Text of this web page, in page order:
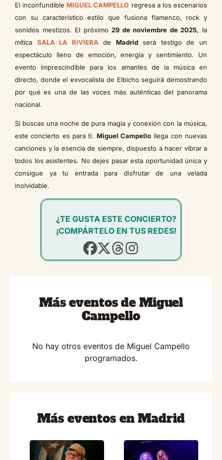
El inconfundibleMIGUEL CAMPELLO regresa a los escenarios
con su característico estilo que fusiona flamenco, rock y
sonidos mestizos. El próximo29 de noviembre de 2025, la
mítica SALA LA RIVIERA de Madridserá testigo de un
espectáculo lleno de emoción, energía y sentimiento. Un
evento imprescindible para los amantes de la música en
directo, donde el exvocalista de Elbicho seguirá demostrando
por qué es una de las voces más auténticas del panorama
nacional.
Si buscas una noche de pura magia y conexión con la música,
este concierto es para ti. Miguel Campello llega con nuevas
canciones y la esencia de siempre, dispuesto a hacer vibrar a
todos los asistentes. No dejes pasar esta oportunidad única y
consigue ya tu entrada para disfrutar de una velada
inolvidable.
¿TE GUSTA ESTE CONCIERTO?
¡COMPÁRTELO EN TUS REDES!
Más eventos de Miguel
Campello
No hay otros eventos de Miguel Campello
programados.
Más eventos en Madrid